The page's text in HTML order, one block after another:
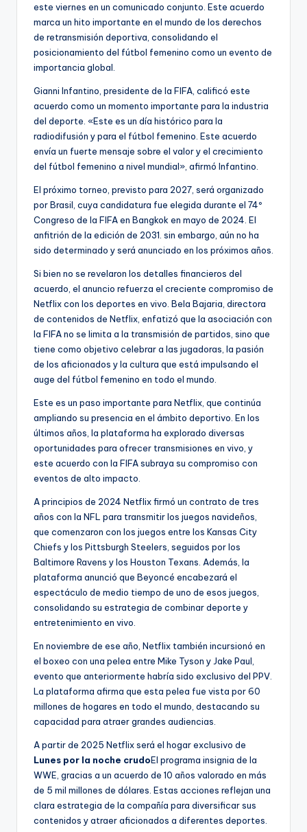
este viernes en un comunicado conjunto. Este acuerdo
marca un hito importante en el mundo de los derechos
de retransmisión deportiva, consolidando el
posicionamiento del fútbol femenino como un evento de
importancia global.
Gianni Infantino, presidente de la FIFA, calificó este
acuerdo como un momento importante para la industria
del deporte. «Este es un día histórico para la
radiodifusión y para el fútbol femenino. Este acuerdo
envía un fuerte mensaje sobre el valor y el crecimiento
del fútbol femenino a nivel mundial», afirmó Infantino.
El próximo torneo, previsto para 2027, será organizado
por Brasil, cuya candidatura fue elegida durante el 74º
Congreso de la FIFA en Bangkok en mayo de 2024. El
anfitrión de la edición de 2031. sin embargo, aún no ha
sido determinado y será anunciado en los próximos años.
Si bien no se revelaron los detalles financieros del
acuerdo, el anuncio refuerza el creciente compromiso de
Netflix con los deportes en vivo. Bela Bajaria, directora
de contenidos de Netflix, enfatizó que la asociación con
la FIFA no se limita a la transmisión de partidos, sino que
tiene como objetivo celebrar a las jugadoras, la pasión
de los aficionados y la cultura que está impulsando el
auge del fútbol femenino en todo el mundo.
Este es un paso importante para Netflix, que continúa
ampliando su presencia en el ámbito deportivo. En los
últimos años, la plataforma ha explorado diversas
oportunidades para ofrecer transmisiones en vivo, y
este acuerdo con la FIFA subraya su compromiso con
eventos de alto impacto.
A principios de 2024 Netflix firmó un contrato de tres
años con la NFL para transmitir los juegos navideños,
que comenzaron con los juegos entre los Kansas City
Chiefs y los Pittsburgh Steelers, seguidos por los
Baltimore Ravens y los Houston Texans. Además, la
plataforma anunció que Beyoncé encabezará el
espectáculo de medio tiempo de uno de esos juegos,
consolidando su estrategia de combinar deporte y
entretenimiento en vivo.
En noviembre de ese año, Netflix también incursionó en
el boxeo con una pelea entre Mike Tyson y Jake Paul,
evento que anteriormente habría sido exclusivo del PPV.
La plataforma afirma que esta pelea fue vista por 60
millones de hogares en todo el mundo, destacando su
capacidad para atraer grandes audiencias.
A partir de 2025 Netflix será el hogar exclusivo de
Lunes por la noche crudoEl programa insignia de la
WWE, gracias a un acuerdo de 10 años valorado en más
de 5 mil millones de dólares. Estas acciones reflejan una
clara estrategia de la compañía para diversificar sus
contenidos y atraer aficionados a diferentes deportes.